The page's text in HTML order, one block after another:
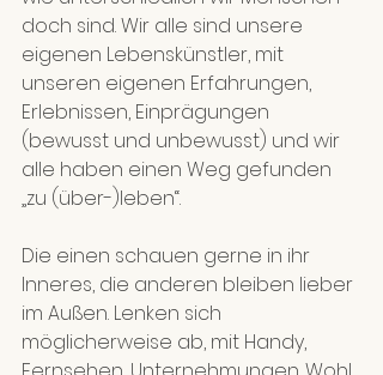
doch sind. Wir alle sind unsere
eigenen Lebenskünstler, mit
unseren eigenen Erfahrungen,
Erlebnissen, Einprägungen
(bewusst und unbewusst) und wir
alle haben einen Weg gefunden
„zu (über-)leben“.
Die einen schauen gerne in ihr
Inneres, die anderen bleiben lieber
im Außen. Lenken sich
möglicherweise ab, mit Handy,